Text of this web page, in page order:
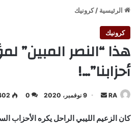
الرئيسية / كرونيك
كرونيك
هذا “النصر المبين”
أحزابنا”…!
RA
أرسل
إلكترونيا
9 نوفمبر، 2020 0
كان الزعيم الليبي الراحل يكره الأحزاب